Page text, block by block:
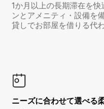
1か月以上の長期滞在を
ンとアメニティ・設備を
貸しでお部屋を借りる代
ニーズに合わせて選べる